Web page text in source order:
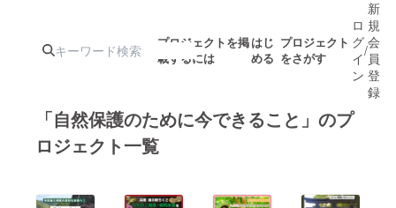
プロジェクトを掲
載するには
はじ
める
プロジェクト
をさがす
人気のプロ
注目のリ 注目の新着プロ
ロ
グ
イ
ン
/
新
規
会
員
登
録
「自然保護のために今できること」のプ
ロジェクト一覧